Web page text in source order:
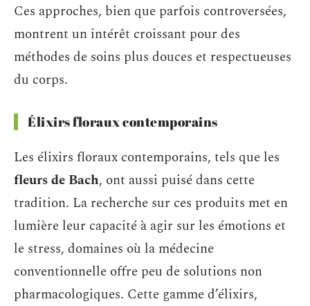
Ces approches, bien que parfois controversées,
montrent un intérêt croissant pour des
méthodes de soins plus douces et respectueuses
du corps.
Élixirs floraux contemporains
Les élixirs floraux contemporains, tels que les
fleurs de Bach, ont aussi puisé dans cette
tradition. La recherche sur ces produits met en
lumière leur capacité à agir sur les émotions et
le stress, domaines où la médecine
conventionnelle offre peu de solutions non
pharmacologiques. Cette gamme d’élixirs,